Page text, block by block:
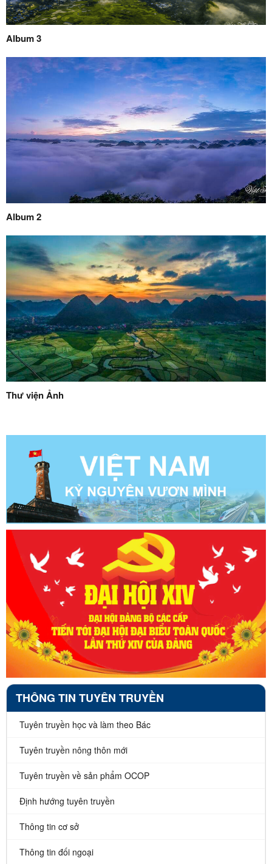
Album 3
Album 2
Thư viện Ảnh
THÔNG TIN TUYÊN TRUYỀN
Tuyên truyền học và làm theo Bác
Tuyên truyền nông thôn mới
Tuyên truyền về sản phẩm OCOP
Định hướng tuyên truyền
Thông tin cơ sở
Thông tin đối ngoại